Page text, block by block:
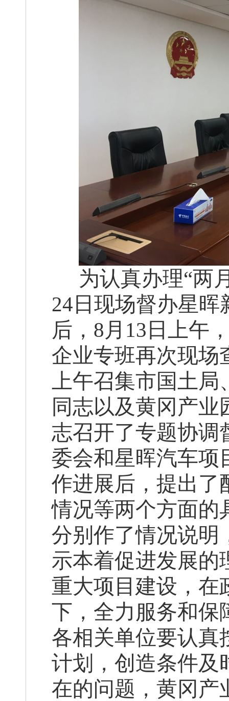
为认真办理“两
24日现场督办星
后，8月13日上午
企业专班再次现场
上午召集市国土
同志以及黄冈产
志召开了专题协调
委会和星晖汽车项
作进展后，提出了
情况等两个方面的
分别作了情况说明
示本着促进发展的
重大项目建设，在
下，全力服务和保
各相关单位要认真
计划，创造条件及
在的问题，黄冈产